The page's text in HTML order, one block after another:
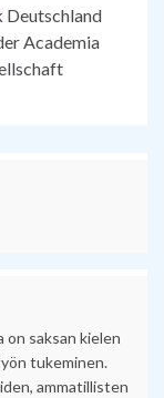
Deutschland
Academia
palvelussa
saksan kielen
tukeminen.
ammatillisten